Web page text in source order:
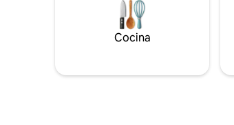
Excelente ubicación para Valle Nevado,
La Parva y El Colorado
Cocina